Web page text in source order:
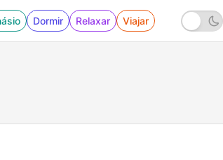
Dormir Relaxar Viajar